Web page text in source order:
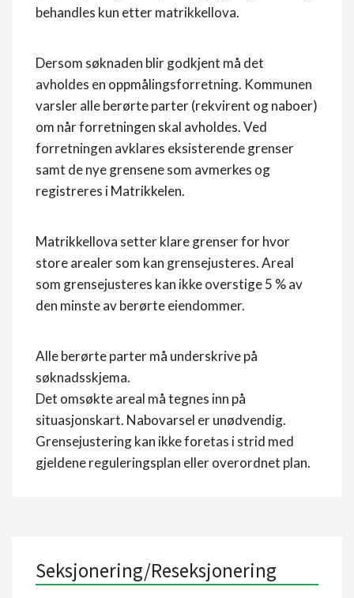
behandles kun etter matrikkellova.
Dersom søknaden blir godkjent må det
avholdes en oppmålingsforretning. Kommunen
varsler alle berørte parter (rekvirent og naboer)
om når forretningen skal avholdes. Ved
forretningen avklares eksisterende grenser
samt de nye grensene som avmerkes og
registreres i Matrikkelen.
Matrikkellova setter klare grenser for hvor
store arealer som kan grensejusteres. Areal
som grensejusteres kan ikke overstige 5 % av
den minste av berørte eiendommer.
Alle berørte parter må underskrive på
søknadsskjema.
Det omsøkte areal må tegnes inn på
situasjonskart. Nabovarsel er unødvendig.
Grensejustering kan ikke foretas i strid med
gjeldene reguleringsplan eller overordnet plan.
Seksjonering/Reseksjonering